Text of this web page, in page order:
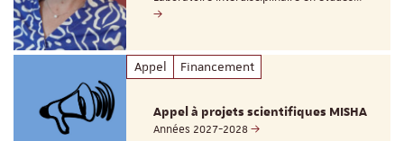
Appel Financement
Appel à projets scientifiques MISHA
Années 2027-2028